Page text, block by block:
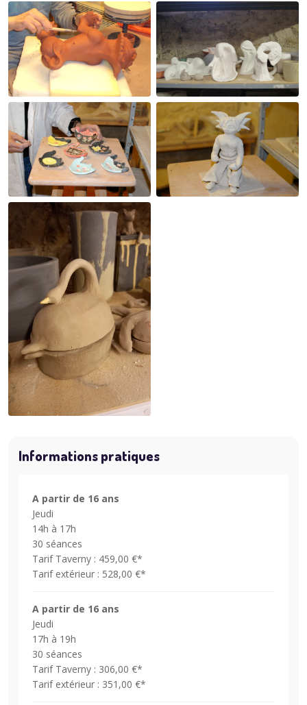
Informations pratiques
A partir de 16 ans
Jeudi
14h à 17h
30 séances
Tarif Taverny : 459,00 €*
Tarif extérieur : 528,00 €*
A partir de 16 ans
Jeudi
17h à 19h
30 séances
Tarif Taverny : 306,00 €*
Tarif extérieur : 351,00 €*